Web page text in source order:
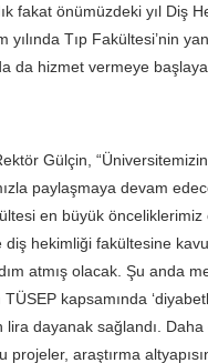
fakat önümüzdeki yıl Diş
Tıp Fakültesi’nin
da hizmet vermeye
Gülçin,
paylaşmaya devam
en büyük önceliklerimiz
diş hekimliği fakültesine
atmış olacak. Şu anda
kapsamında
dayanak sağlandı. Daha
araştırma